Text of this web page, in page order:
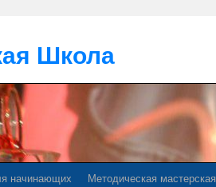
Школа
начинающих Методическая мастерская